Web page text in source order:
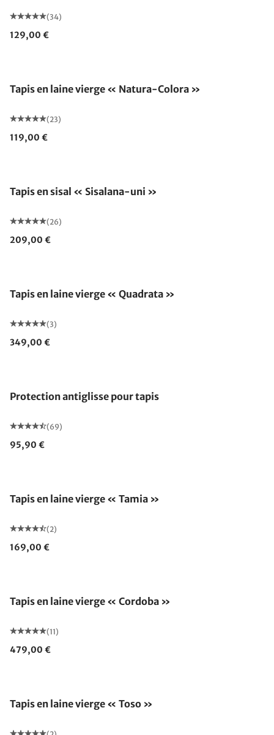
(34)
129,00 €
Tapis en laine vierge « Natura-Colora »
(23)
119,00 €
Tapis en sisal « Sisalana-uni »
(26)
209,00 €
Tapis en laine vierge « Quadrata »
(3)
349,00 €
Protection antiglisse pour tapis
(69)
95,90 €
Tapis en laine vierge « Tamia »
(2)
169,00 €
Tapis en laine vierge « Cordoba »
(11)
479,00 €
Tapis en laine vierge « Toso »